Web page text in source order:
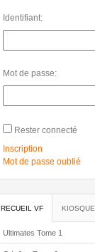
Identifiant:
Mot de passe:
Rester connecté
Inscription
Mot de passe oublié
RECUEIL VF KIOSQUE
Ultimates Tome 1